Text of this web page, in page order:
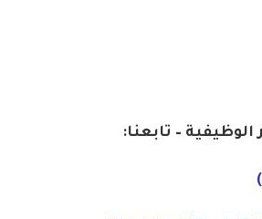
الوظيفية – تابعنا:
)